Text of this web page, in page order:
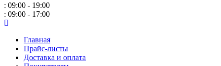
: 09:00 - 19:00
: 09:00 - 17:00
Главная
Прайс-листы
Доставка и оплата